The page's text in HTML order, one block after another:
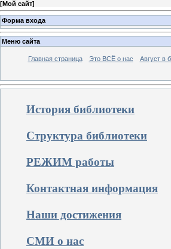
[Мой сайт]
Форма входа
Меню сайта
Главная страница Это ВСЁ о нас Август в
История библиотеки
Структура библиотеки
РЕЖИМ работы
Контактная информация
Наши достижения
СМИ о нас